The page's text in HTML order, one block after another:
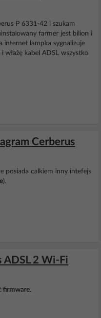
P 6331-42 i szukam
farmer jest bilion i
internet lampka sygnalizuje
włażę kabel ADSL wszystko
Cerberus
posiada calkiem inny intefejs
).
ADSL 2 Wi-Fi
firmware.